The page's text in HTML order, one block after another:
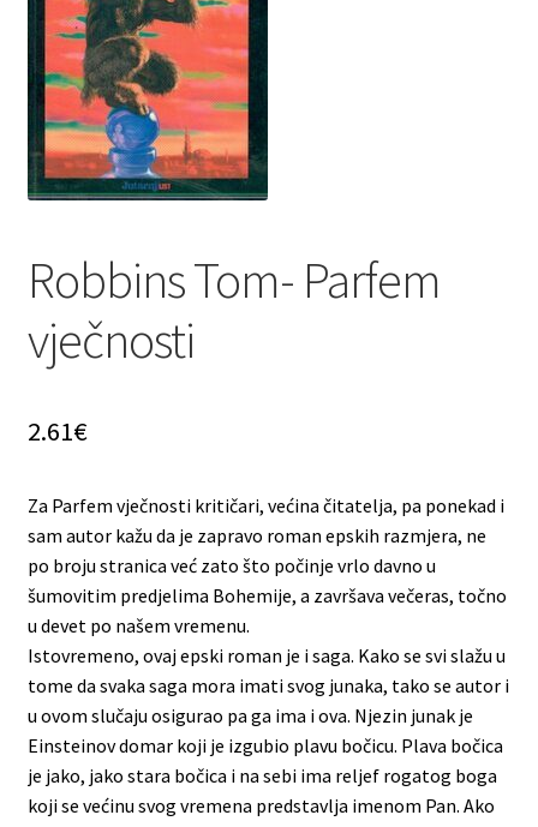
Privatnost podataka
Terms of Use
Uvjeti prodaje i dostava
Robbins Tom- Parfem
vječnosti
2.61€
Za Parfem vječnosti kritičari, većina čitatelja, pa ponekad i
sam autor kažu da je zapravo roman epskih razmjera, ne
po broju stranica već zato što počinje vrlo davno u
šumovitim predjelima Bohemije, a završava večeras, točno
u devet po našem vremenu.
Istovremeno, ovaj epski roman je i saga. Kako se svi slažu u
tome da svaka saga mora imati svog junaka, tako se autor i
u ovom slučaju osigurao pa ga ima i ova. Njezin junak je
Einsteinov domar koji je izgubio plavu bočicu. Plava bočica
je jako, jako stara bočica i na sebi ima reljef rogatog boga
koji se većinu svog vremena predstavlja imenom Pan. Ako